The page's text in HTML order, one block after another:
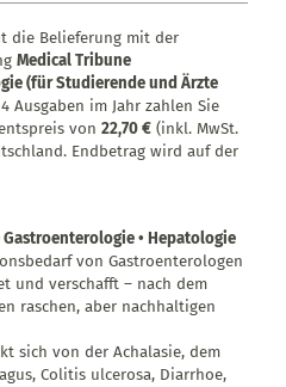
die Belieferung mit der
Medical Tribune
(für Studierende und Ärzte
Ausgaben im Jahr zahlen Sie
von 22,70 € (inkl. MwSt.
Endbetrag wird auf der
• Hepatologie
von Gastroenterologen
und verschafft – nach dem
raschen, aber nachhaltigen
sich von der Achalasie, dem
Colitis ulcerosa, Diarrhoe,